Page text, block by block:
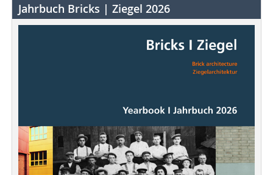
Jahrbuch Bricks | Ziegel 2026